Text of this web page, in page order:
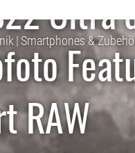
|Smartphones &
Ultra
RAW